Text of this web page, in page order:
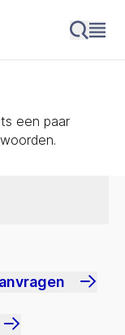
een paar